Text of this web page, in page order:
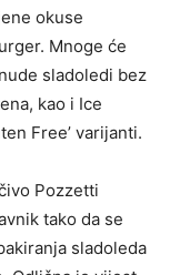
okuse
Mnoge će
sladoledi bez
kao i Ice
Free’ varijanti.
Pozzetti
tako da se
sladoleda